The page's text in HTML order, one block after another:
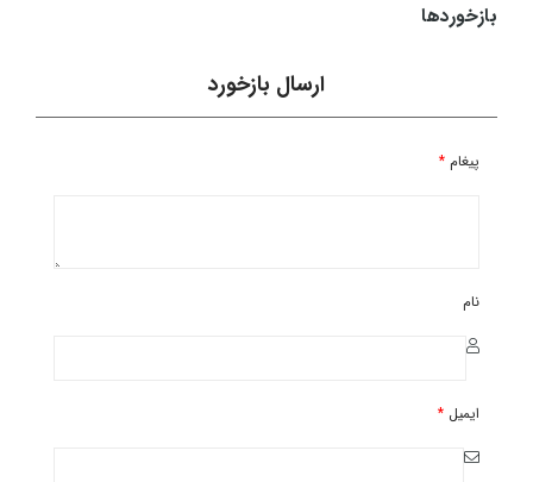
بازخوردها
ارسال بازخورد
پیغام *
نام
ایمیل *